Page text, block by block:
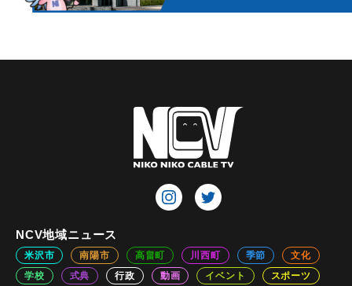
NCV地域ニュース
米沢市 南陽市 高畠町 川西町 季節
文化
学校
式典 行政 動画 イベント
スポーツ